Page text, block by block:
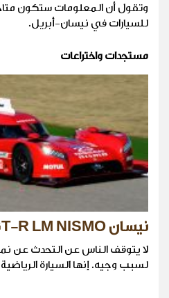
وتقول أن المعلومات ستكون
للسيارات في نيسان-أبريل.
مستجدات واختراعات
نيسان GT-R LM NISMO
لسبب وجيه. إنها السيارة الرياضية